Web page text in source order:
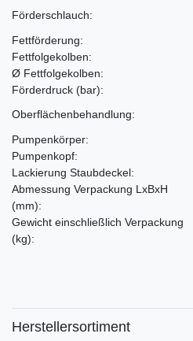
Förderschlauch:
Fettförderung:
Fettfolgekolben:
Ø Fettfolgekolben:
Förderdruck (bar):
Oberflächenbehandlung:
Pumpenkörper:
Pumpenkopf:
Lackierung Staubdeckel:
Abmessung Verpackung LxBxH
(mm):
Gewicht einschließlich Verpackung
(kg):
Herstellersortiment